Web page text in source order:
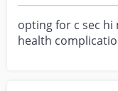
opting for c sec
health